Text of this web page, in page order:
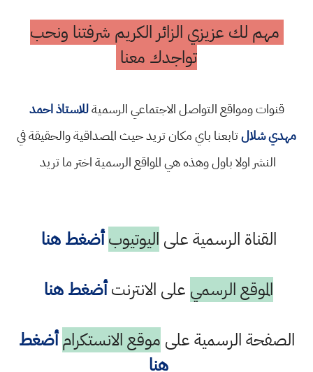
مهم لك عزيزي الزائر الكريم شرفتنا ونحب
تواجدك معنا
قنوات ومواقع التواصل الاجتماعي الرسميةللاستاذ احمد
مهدي شلالتابعنا باي مكان تريد حيث المصداقية والحقيقة في
النشر اولا باول وهذه هي المواقع الرسمية اختر ما تريد
القناة الرسمية على اليوتيوب أضغط هنا
الموقع الرسمي على الانترنتأضغط هنا
الصفحة الرسمية على موقع الانستكرام أضغط
هنا